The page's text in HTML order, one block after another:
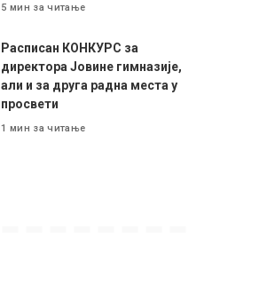
5 мин за читање
Расписан КОНКУРС за
директора Јовине гимназије,
али и за друга радна места у
просвети
1 мин за читање